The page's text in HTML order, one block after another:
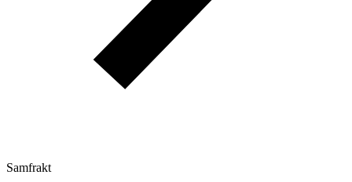
Samfrakt